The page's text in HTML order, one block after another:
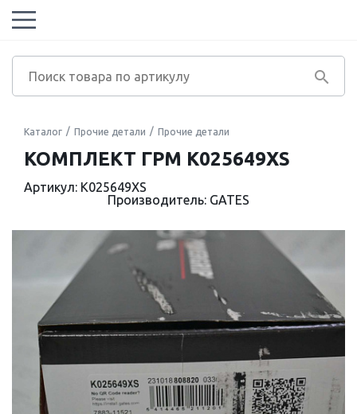
Каталог Прочие детали Прочие детали
КОМПЛЕКТ ГРМ K025649XS
Артикул: K025649XS
Производитель: GATES